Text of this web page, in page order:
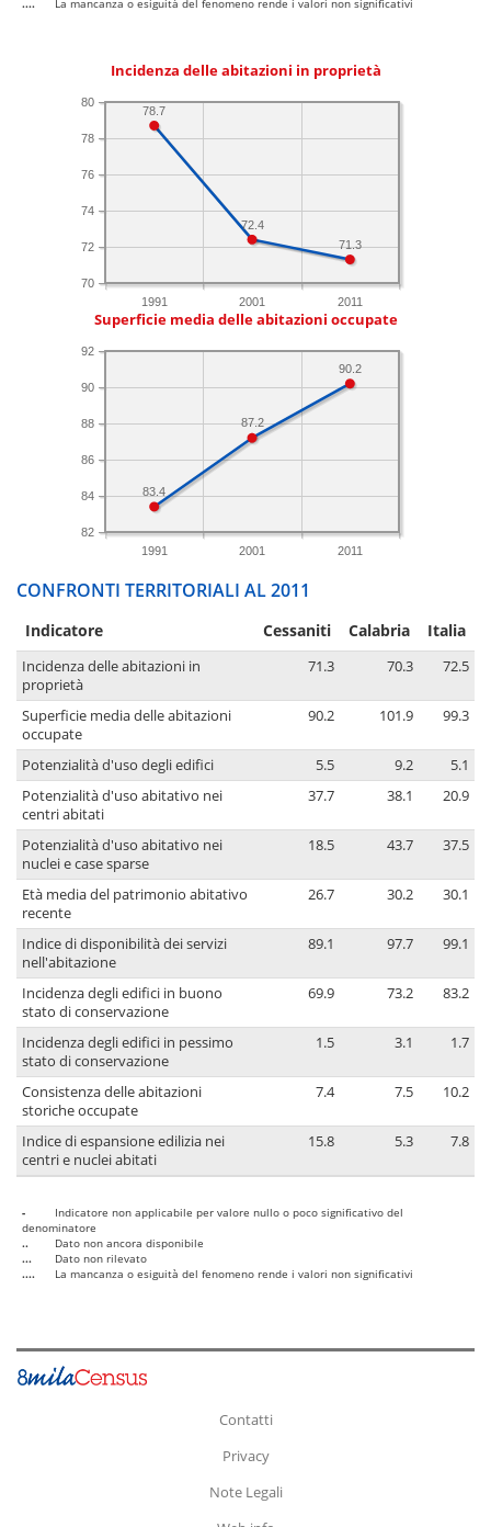
....
La mancanza o esiguità del fenomeno rende i valori non significativi
Incidenza delle abitazioni in proprietà
1991 2001 2011
70
72
74
76
78
80
71.3
72.4
78.7
Superficie media delle abitazioni occupate
1991 2001 2011
82
84
86
88
90
92
90.2
87.2
83.4
CONFRONTI TERRITORIALI AL 2011
Indicatore Cessaniti Calabria Italia
Incidenza delle abitazioni in
proprietà
71.3 70.3 72.5
Superficie media delle abitazioni
occupate
90.2 101.9 99.3
Potenzialità d'uso degli edifici 5.5 9.2
5.1
Potenzialità d'uso abitativo nei
centri abitati
37.7 38.1 20.9
Potenzialità d'uso abitativo nei
nuclei e case sparse
18.5 43.7 37.5
Età media del patrimonio abitativo
recente
26.7 30.2 30.1
Indice di disponibilità dei servizi
nell'abitazione
89.1 97.7 99.1
Incidenza degli edifici in buono
stato di conservazione
69.9 73.2 83.2
Incidenza degli edifici in pessimo
stato di conservazione
1.5 3.1 1.7
Consistenza delle abitazioni
storiche occupate
7.4 7.5 10.2
Indice di espansione edilizia nei
centri e nuclei abitati
15.8 5.3 7.8
-
Indicatore non applicabile per valore nullo o poco significativo del
denominatore
..
Dato non ancora disponibile
...
Dato non rilevato
....
La mancanza o esiguità del fenomeno rende i valori non significativi
Contatti
Privacy
Note Legali